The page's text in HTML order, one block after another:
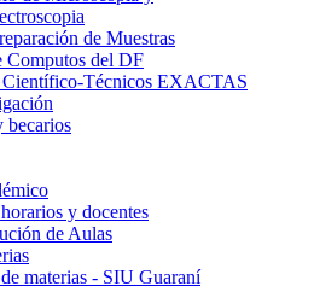
de Muestras
Computos del DF
Científico-Técnicos EXACTAS
becarios
y docentes
de Aulas
materias - SIU Guaraní